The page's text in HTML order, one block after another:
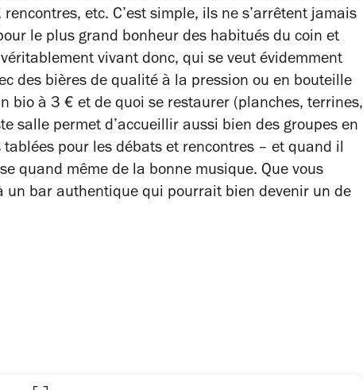
etc. C’est simple, ils ne s’arrêtent jamais
le plus grand bonheur des habitués du coin et
vivant donc, qui se veut évidemment
des bières de qualité à la pression ou en bouteille
bio à 3 € et de quoi se restaurer (planches, terrines,
salle permet d’accueillir aussi bien des groupes en
pour les débats et rencontres – et quand il
quand même de la bonne musique. Que vous
un bar authentique qui pourrait bien devenir un de